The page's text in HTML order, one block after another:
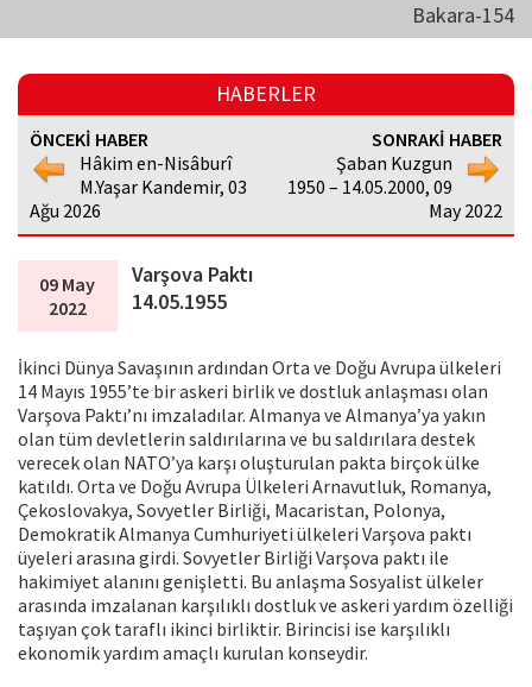
Bakara-154
HABERLER
ÖNCEKİ HABER
Hâkim en-Nisâburî
M.Yaşar Kandemir, 03
Ağu 2026
SONRAKİ HABER
Şaban Kuzgun
1950 – 14.05.2000, 09
May 2022
09 May
2022
Varşova Paktı
14.05.1955
İkinci Dünya Savaşının ardından Orta ve Doğu Avrupa ülkeleri
14 Mayıs 1955’te bir askeri birlik ve dostluk anlaşması olan
Varşova Paktı’nı imzaladılar. Almanya ve Almanya’ya yakın
olan tüm devletlerin saldırılarına ve bu saldırılara destek
verecek olan NATO’ya karşı oluşturulan pakta birçok ülke
katıldı. Orta ve Doğu Avrupa Ülkeleri Arnavutluk, Romanya,
Çekoslovakya, Sovyetler Birliği, Macaristan, Polonya,
Demokratik Almanya Cumhuriyeti ülkeleri Varşova paktı
üyeleri arasına girdi. Sovyetler Birliği Varşova paktı ile
hakimiyet alanını genişletti. Bu anlaşma Sosyalist ülkeler
arasında imzalanan karşılıklı dostluk ve askeri yardım özelliği
taşıyan çok taraflı ikinci birliktir. Birincisi ise karşılıklı
ekonomik yardım amaçlı kurulan konseydir.